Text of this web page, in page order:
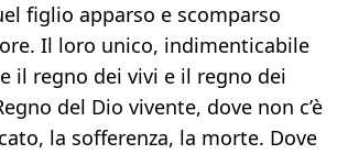
figlio apparso e scomparso
Il loro unico, indimenticabile
il regno dei vivi e il regno dei
del Dio vivente, dove non c’è
la sofferenza, la morte. Dove